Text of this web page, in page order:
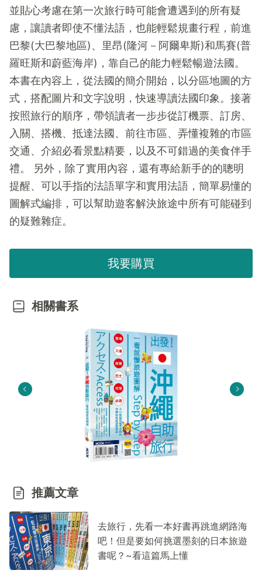
並貼心考慮在第一次旅行時可能會遭遇到的所有疑
慮，讓讀者即使不懂法語，也能輕鬆規畫行程，前進
巴黎(大巴黎地區)、里昂(隆河－阿爾卑斯)和馬賽(普
羅旺斯和蔚藍海岸)，靠自己的能力輕鬆暢遊法國。
本書在內容上，從法國的簡介開始，以分區地圖的方
式，搭配圖片和文字說明，快速導讀法國印象。接著
按照旅行的順序，帶領讀者一步步從訂機票、訂房、
入關、搭機、抵達法國、前往市區、弄懂複雜的市區
交通、介紹必看景點精要，以及不可錯過的美食伴手
禮。 另外，除了實用內容，還有專給新手的的聰明
提醒、可以手指的法語單字和實用法語，簡單易懂的
圖解式編排，可以幫助遊客解決旅途中所有可能碰到
的疑難雜症。
我要購買
相關書系
推薦文章
去旅行，先看一本好書再跳進網路海
吧！但是要如何挑選墨刻的日本旅遊
書呢？~看這篇馬上懂